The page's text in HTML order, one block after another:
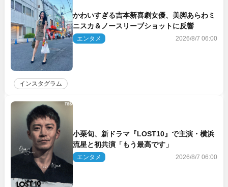
かわいすぎる吉本新喜劇女優、美脚あらわミ
ニスカ＆ノースリーブショットに反響
エンタメ 2026/8/7 06:00
インスタグラム
小栗旬、新ドラマ『LOST10』で主演・横浜
流星と初共演「もう最高です」
エンタメ 2026/8/7 06:00